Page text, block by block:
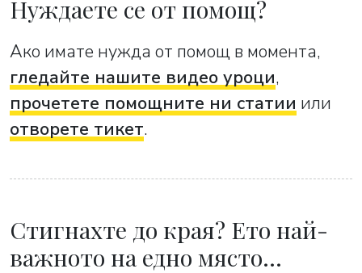
Нуждаете се от помощ?
Ако имате нужда от помощ в момента,
гледайте нашите видео уроци,
прочетете помощните ни статии или
отворете тикет.
Стигнахте до края? Ето най-
важното на едно място…